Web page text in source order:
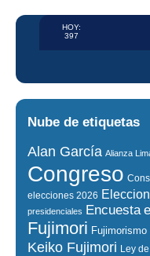
HOY:
397
Nube de etiquetas
Alan García Alianza
Congreso
elecciones 2026
presidenciales Encuesta
Fujimori Fujimorismo
Keiko Fujimori Ley